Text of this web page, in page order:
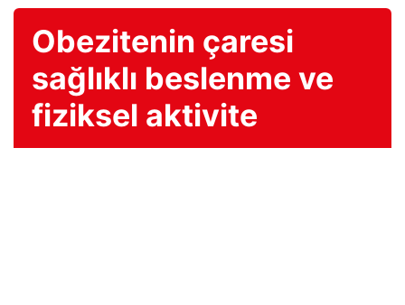
Obezitenin çaresi
sağlıklı beslenme ve
fiziksel aktivite